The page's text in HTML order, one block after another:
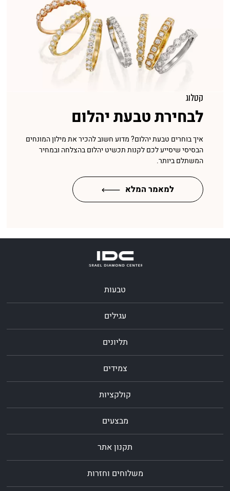
קטלוג
לבחירת טבעת יהלום
איך בוחרים טבעת יהלום? מדוע חשוב להכיר את מילון המונחים
הבסיסי שיסייע לכם לקנות תכשיט יהלום בהצלחה ובמחיר
המשתלם ביותר.
למאמר המלא
טבעות
עגילים
תליונים
צמידים
קולקציות
מבצעים
תקנון אתר
משלוחים וחזרות